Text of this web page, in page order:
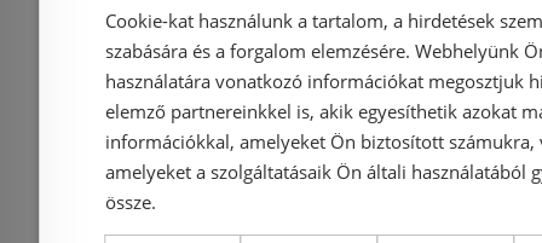
Azonosító: 129947
Cikkszám: 4C99400-03
138 500 Ft131 575 Ft
Kosárba
Cikkszám:
148
Cookie-kat használunk a tartalom, a hirdetések
szabására és a forgalom elemzésére. Webhelyünk
használatára vonatkozó információkat megosztjuk
elemző partnereinkkel is, akik egyesíthetik azokat
információkkal, amelyeket Ön biztosított számukra,
amelyeket a szolgáltatásaik Ön általi használatából
össze.